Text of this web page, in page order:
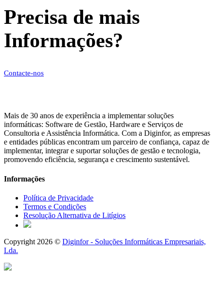
Precisa de mais
Informações?
Contacte-nos
Mais de 30 anos de experiência a implementar soluções
informáticas: Software de Gestão, Hardware e Serviços de
Consultoria e Assistência Informática. Com a Diginfor, as empresas
e entidades públicas encontram um parceiro de confiança, capaz de
implementar, integrar e suportar soluções de gestão e tecnologia,
promovendo eficiência, segurança e crescimento sustentável.
Informações
Política de Privacidade
Termos e Condições
Resolução Alternativa de Litígios
Copyright 2026 © Diginfor - Soluções Informáticas Empresariais,
Lda.